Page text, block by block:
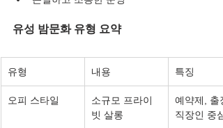
유성 밤문화 유형 요약
유형 내용 특징
오피 스타일
소규모 프라이
빗 살롱
예약제, 출
직장인 중심